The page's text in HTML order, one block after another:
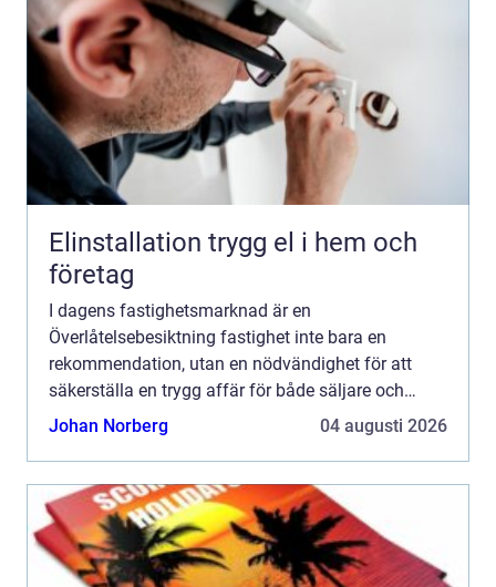
Elinstallation trygg el i hem och
företag
I dagens fastighetsmarknad är en
Överlåtelsebesiktning fastighet inte bara en
rekommendation, utan en nödvändighet för att
säkerställa en trygg affär för både säljare och
köpare. Denn...
Johan Norberg 04 augusti 2026